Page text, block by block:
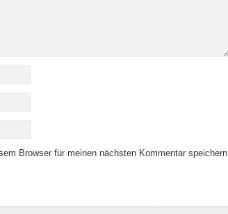
Browser für meinen nächsten Kommentar speichern.